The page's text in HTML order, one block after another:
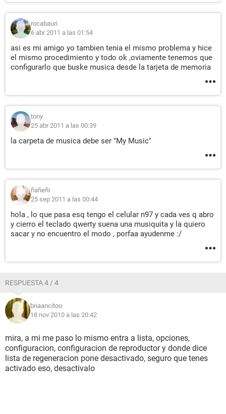
rocabauri
6 abr 2011 a las 01:54
asi es mi amigo yo tambien tenia el mismo problema y hice
el mismo procedimiento y todo ok ,oviamente tenemos que
configurarlo que buske musica desde la tarjeta de memoria
tony
25 abr 2011 a las 00:39
la carpeta de musica debe ser "My Music"
ñañeñi
25 sep 2011 a las 00:44
hola , lo que pasa esq tengo el celular n97 y cada ves q abro
y cierro el teclado qwerty suena una musiquita y la quiero
sacar y no encuentro el modo , porfaa ayudenme :/
RESPUESTA 4 / 4
briaancitoo
18 nov 2010 a las 20:42
mira, a mi me paso lo mismo entra a lista, opciones,
configuracion, configuracion de reproductor y donde dice
lista de regeneracion pone desactivado, seguro que tenes
activado eso, desactivalo